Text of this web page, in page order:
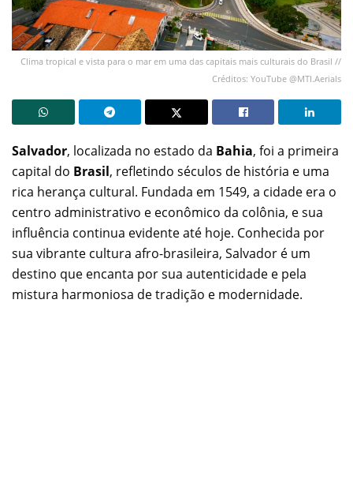
Clima tropical e vista para o mar em uma das capitais mais culturais do Brasil //
Créditos: YouTube @MTI.Aerials
Salvador, localizada no estado da Bahia, foi a primeira
capital do Brasil, refletindo séculos de história e uma
rica herança cultural. Fundada em 1549, a cidade era o
centro administrativo e econômico da colônia, e sua
influência continua evidente até hoje. Conhecida por
sua vibrante cultura afro-brasileira, Salvador é um
destino que encanta por sua autenticidade e pela
mistura harmoniosa de tradição e modernidade.